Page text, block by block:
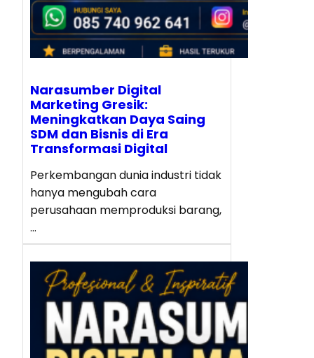
Narasumber Digital
Marketing Gresik:
Meningkatkan Daya Saing
SDM dan Bisnis di Era
Transformasi Digital
Perkembangan dunia industri tidak
hanya mengubah cara
perusahaan memproduksi barang,
…